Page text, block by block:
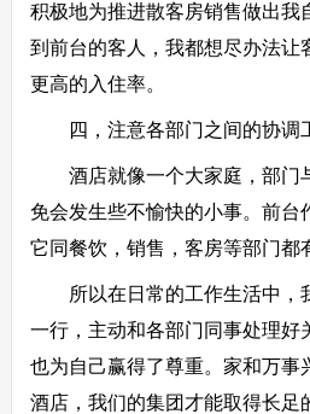
积极地为推进散客房销售做出我
到前台的客人，我都想尽办法让
更高的入住率。
四，注意各部门之间的协调
酒店就像一个大家庭，部门
免会发生些不愉快的小事。前台
它同餐饮，销售，客房等部门都
所以在日常的工作生活中，
一行，主动和各部门同事处理好
也为自己赢得了尊重。家和万事
酒店，我们的集团才能取得长足